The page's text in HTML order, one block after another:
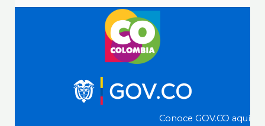
Conoce GOV.CO aquí